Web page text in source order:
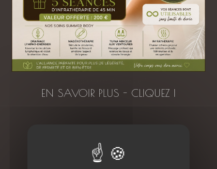
+33 (0)6 27 10 63 17
contact@oxyzen-metz.com
57000 Metz
EN SAVOIR PLUS - CLIQUEZ I